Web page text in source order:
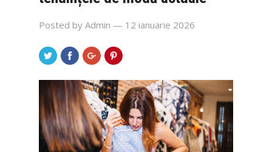
Posted by Admin — 12 ianuarie 2026